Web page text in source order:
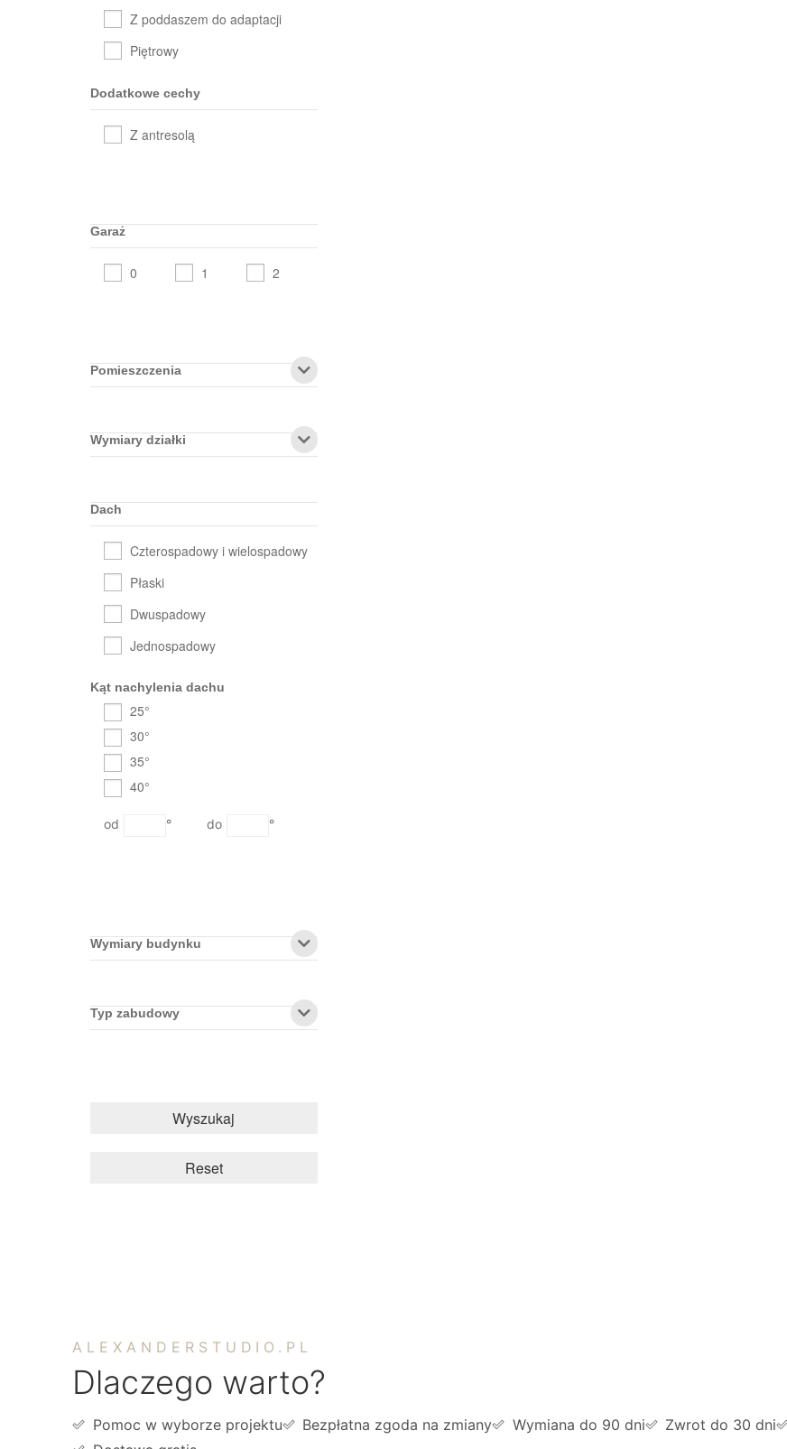
Piętrowy
Z poddaszem do adaptacji
Dodatkowe cechy
Z antresolą
Garaż
0 1 2
Pomieszczenia
Wymiary działki
Dach
Jednospadowy
Płaski
Dwuspadowy
Czterospadowy i wielospadowy
Kąt nachylenia dachu
25°
30°
35°
40°
° °
Wymiary budynku
Typ zabudowy
Wyszukaj
Reset
ALEXANDERSTUDIO.PL
Dlaczego warto?
Pomoc w wyborze projektu Bezpłatna zgoda na zmiany Wymiana do 90 dni Zwrot do 30 dni